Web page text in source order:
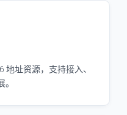
址资源，支持接入、